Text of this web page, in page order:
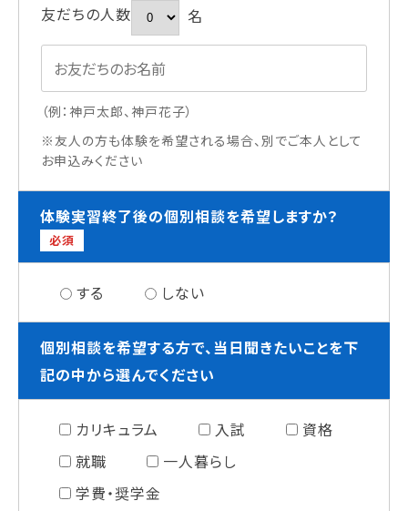
友だちの人数 名
（例：神戸太郎、神戸花子）
※友人の方も体験を希望される場合、別でご本人として
お申込みください
体験実習終了後の個別相談を希望しますか？
必須
する しない
個別相談を希望する方で、当日聞きたいことを下
記の中から選んでください
カリキュラム 入試
資格
就職
一人暮らし
学費・奨学金